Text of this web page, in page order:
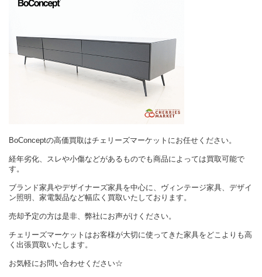
BoConceptの高価買取はチェリーズマーケットにお任せください。
経年劣化、スレや小傷などがあるものでも商品によっては買取可能で
す。
ブランド家具やデザイナーズ家具を中心に、ヴィンテージ家具、デザイ
ン照明、家電製品など幅広く買取いたしております。
売却予定の方は是非、弊社にお声がけください。
チェリーズマーケットはお客様が大切に使ってきた家具をどこよりも高
く出張買取いたします。
お気軽にお問い合わせください☆